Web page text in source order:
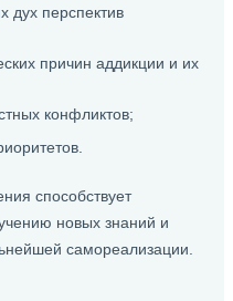
дух перспектив
причин аддикции и их
конфликтов;
способствует
новых знаний и
самореализации.